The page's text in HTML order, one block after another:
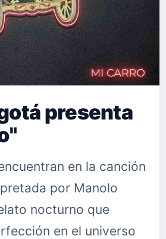
presenta
en la canción
por Manolo
nocturno que
en el universo